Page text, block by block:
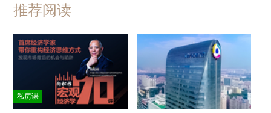
推荐阅读
私房课